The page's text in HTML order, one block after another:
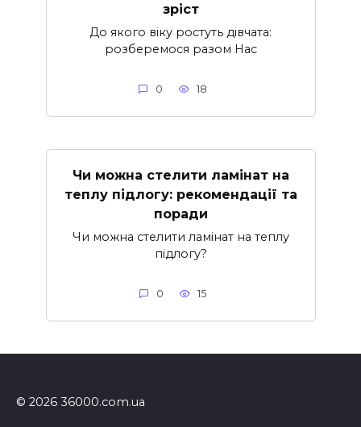
зріст
До якого віку ростуть дівчата:
розберемося разом Нас
0 18
Чи можна стелити ламінат на
теплу підлогу: рекомендації та
поради
Чи можна стелити ламінат на теплу
підлогу?
0 15
© 2026 36000.com.ua